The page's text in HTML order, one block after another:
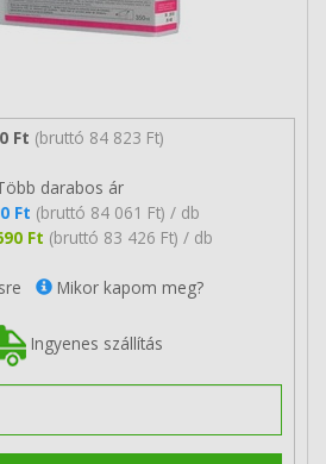
Ft (bruttó 84 823 Ft)
darabos ár
Ft (bruttó 84 061 Ft) / db
Ft (bruttó 83 426 Ft) / db
Mikor kapom meg?
Ingyenes szállítás